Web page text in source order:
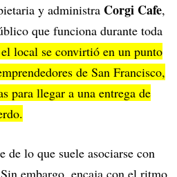
y administra Corgi Cafe,
que funciona durante toda
local se convirtió en un punto
de San Francisco,
para llegar a una entrega de
de lo que suele asociarse con
embargo, encaja con el ritmo